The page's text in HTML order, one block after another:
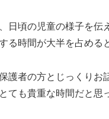
日頃の児童の様子を伝
る時間が大半を占める
護者の方とじっくりお
ても貴重な時間だと思